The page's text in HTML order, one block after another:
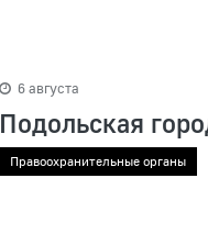
6 августа
Подольская
Правоохранительные органы